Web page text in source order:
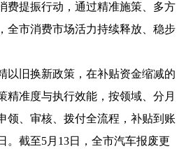
费提振行动，通过精准施策、多方
全市消费市场活力持续释放、稳步
旧换新政策，在补贴资金缩减的
精准度与执行效能，按领域、分月
领、审核、拨付全流程，补贴到账
。截至5月13日，全市汽车报废更